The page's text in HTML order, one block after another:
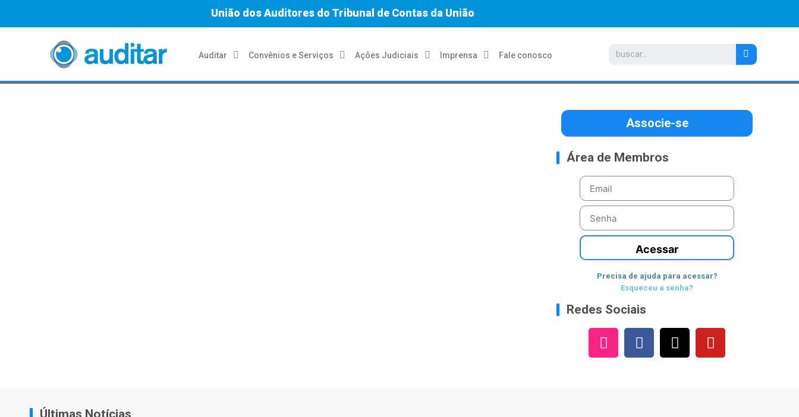
União dos Auditores do Tribunal de Contas da União
Auditar Convênios e Serviços Ações Judiciais Imprensa Fale conosco
Associe-se
Área de Membros
Acessar
Precisa de ajuda para acessar?
Esqueceu a senha?
Redes Sociais
Últimas Notícias